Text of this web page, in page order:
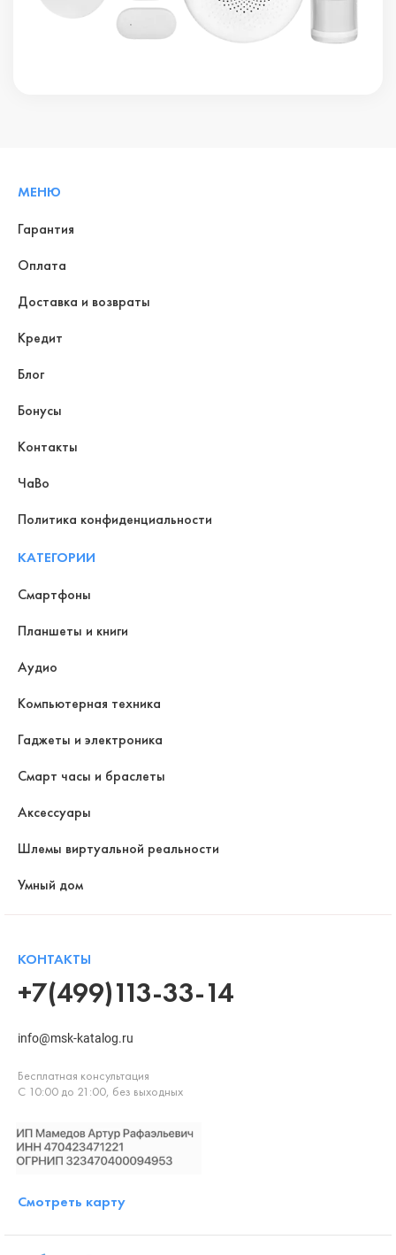
МЕНЮ
Гарантия
Оплата
Доставка и возвраты
Кредит
Блог
Бонусы
Контакты
ЧаВо
Политика конфиденциальности
КАТЕГОРИИ
Смартфоны
Планшеты и книги
Аудио
Компьютерная техника
Гаджеты и электроника
Смарт часы и браслеты
Аксессуары
Шлемы виртуальной реальности
Умный дом
КОНТАКТЫ
+7(499)113-33-14
info@msk-katalog.ru
Бесплатная консультация
С 10:00 до 21:00, без выходных
Смотреть карту